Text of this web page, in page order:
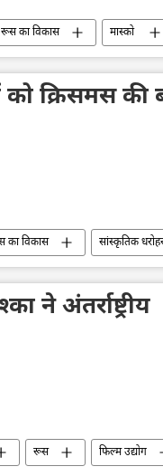
रूस का विकास मास्को
सरकार दिल्ली
क्रिसमस की
का विकास सांस्कृतिक
क्रिसमस रूसी सेना
ने अंतर्राष्ट्रीय
रूस फिल्म उद्योग